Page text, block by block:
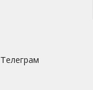
Телеграм